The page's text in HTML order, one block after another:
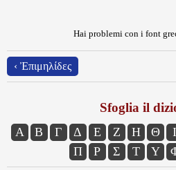
Hai problemi con i font
‹ Ἐπιμηλίδες
Sfoglia il
Α Β Γ Δ Ε Ζ Η Θ Ι
Π
Ρ Σ Τ Υ